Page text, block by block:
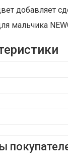
добавляет
мальчика